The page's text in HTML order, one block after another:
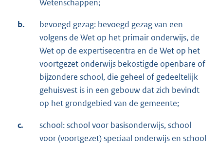
Wetenschappen;
b.
bevoegd gezag: bevoegd gezag van een
volgens de Wet op het primair onderwijs, de
Wet op de expertisecentra en de Wet op het
voortgezet onderwijs bekostigde openbare of
bijzondere school, die geheel of gedeeltelijk
gehuisvest is in een gebouw dat zich bevindt
op het grondgebied van de gemeente;
c.
school: school voor basisonderwijs, school
voor (voortgezet) speciaal onderwijs en school